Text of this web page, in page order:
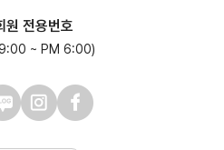
원 전용번호
~ PM 6:00)